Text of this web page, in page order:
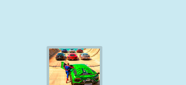
KOLETISED MOOTORRATAS